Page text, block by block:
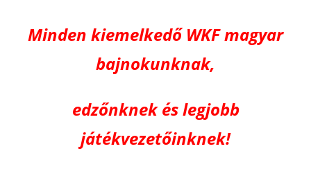
Minden kiemelkedő WKF magyar
bajnokunknak,
edzőnknek és legjobb
játékvezetőinknek!